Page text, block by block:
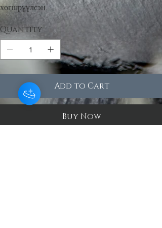
хөгшрүүлсэн.
Quantity
Add to Cart
Buy Now